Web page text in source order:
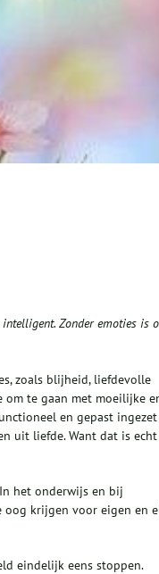
Zonder emoties is
zoals blijheid, liefdevolle
te gaan met moeilijke
en gepast ingezet
uit liefde. Want dat is
het onderwijs en bij
oog krijgen voor eigen en
eindelijk eens stoppen.